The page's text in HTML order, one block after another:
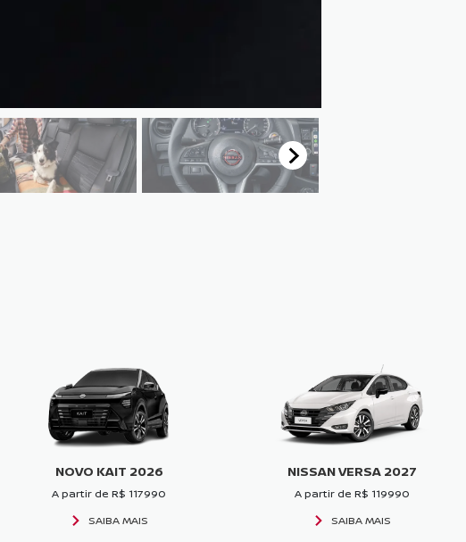
NOVO KAIT 2026
A partir de R$ 117990
SAIBA MAIS
NISSAN VERSA 2027
A partir de R$ 119990
SAIBA MAIS